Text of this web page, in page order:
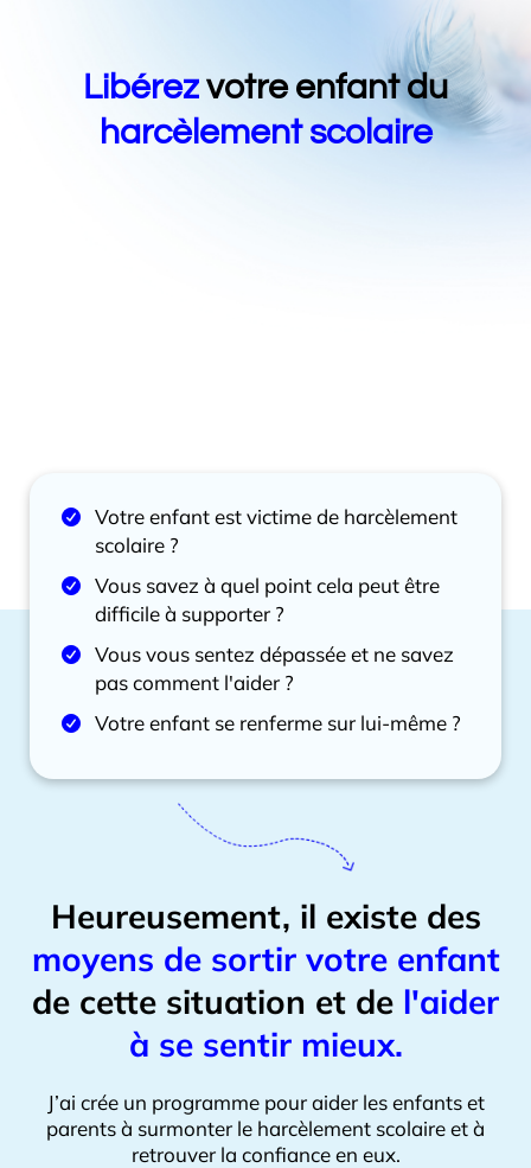
Libérezvotre enfant du
harcèlement scolaire
Je réserve une session téléphonique
Votre enfant est victime de harcèlement
scolaire ?
Vous savez à quel point cela peut être
difficile à supporter ?
Vous vous sentez dépassée et ne savez
pas comment l'aider ?
Votre enfant se renferme sur lui-même ?
Heureusement, il existe des
moyens de sortir votre enfant
de cette situation et de l'aider
à se sentir mieux.
J’ai crée un programme pour aider les enfants et
parents à surmonter le harcèlement scolaire et à
retrouver la confiance en eux.